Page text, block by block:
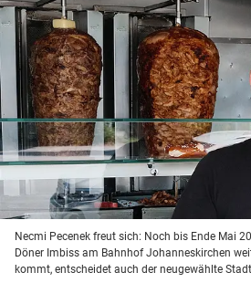
Necmi Pecenek freut sich: Noch bis Ende Mai
Döner Imbiss am Bahnhof Johanneskirchen
kommt, entscheidet auch der neugewählte